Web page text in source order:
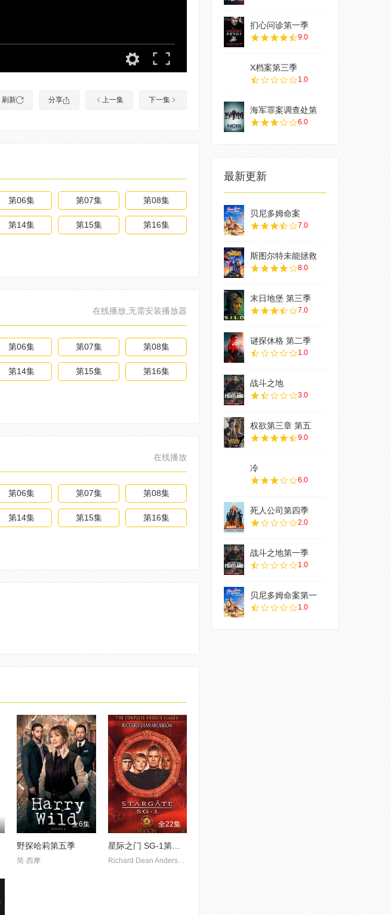
刷新 分享 上一集 下一集
第06集 第07集 第08集
第14集 第15集 第16集
在线播放,无需安装播放器
第06集 第07集 第08集
第14集 第15集 第16集
在线播放
第06集 第07集 第08集
第14集 第15集 第16集
全6集
野探哈莉第五季
简·西摩
全22集
星际之门 SG-1第四季
Richard Dean Anderson,Amanda Tapping
扪心问诊第一季
9.0
X档案第三季
1.0
海军罪案调查处第
6.0
最新更新
贝尼多姆命案
7.0
斯图尔特未能拯救
8.0
末日地堡 第三季
7.0
谜探休格 第二季
1.0
战斗之地
3.0
权欲第三章 第五
9.0
冷
6.0
死人公司第四季
2.0
战斗之地第一季
1.0
贝尼多姆命案第一
1.0